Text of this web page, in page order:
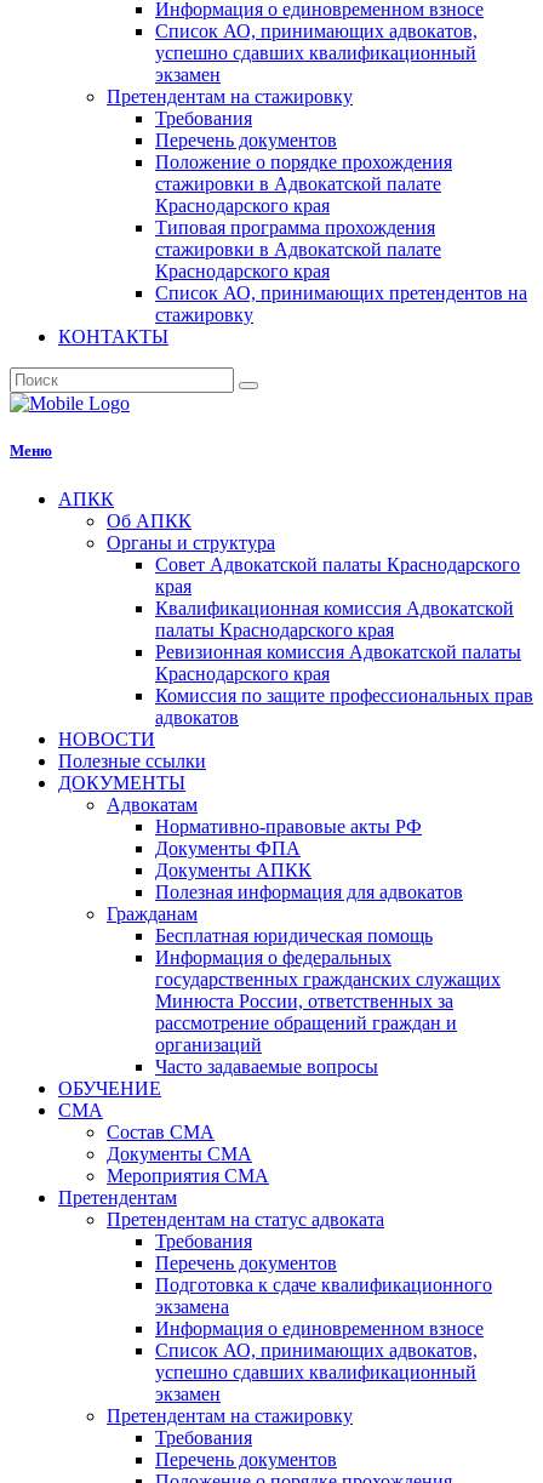
Информация о единовременном взносе
Список АО, принимающих адвокатов,
успешно сдавших квалификационный
экзамен
Претендентам на стажировку
Требования
Перечень документов
Положение о порядке прохождения
стажировки в Адвокатской палате
Краснодарского края
Типовая программа прохождения
стажировки в Адвокатской палате
Краснодарского края
Список АО, принимающих претендентов на
стажировку
КОНТАКТЫ
Меню
АПКК
Об АПКК
Органы и структура
Совет Адвокатской палаты Краснодарского
края
Квалификационная комиссия Адвокатской
палаты Краснодарского края
Ревизионная комиссия Адвокатской палаты
Краснодарского края
Комиссия по защите профессиональных прав
адвокатов
НОВОСТИ
Полезные ссылки
ДОКУМЕНТЫ
Адвокатам
Нормативно-правовые акты РФ
Документы ФПА
Документы АПКК
Полезная информация для адвокатов
Гражданам
Бесплатная юридическая помощь
Информация о федеральных
государственных гражданских служащих
Минюста России, ответственных за
рассмотрение обращений граждан и
организаций
Часто задаваемые вопросы
ОБУЧЕНИЕ
СМА
Состав СМА
Документы СМА
Мероприятия СМА
Претендентам
Претендентам на статус адвоката
Требования
Перечень документов
Подготовка к сдаче квалификационного
экзамена
Информация о единовременном взносе
Список АО, принимающих адвокатов,
успешно сдавших квалификационный
экзамен
Претендентам на стажировку
Требования
Перечень документов